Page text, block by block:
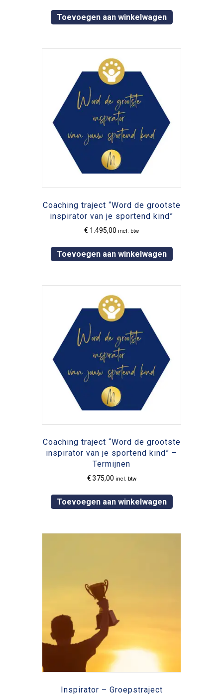
Toevoegen aan winkelwagen
Coaching traject “Word de grootste
inspirator van je sportend kind”
€ 1.495,00 incl. btw
Toevoegen aan winkelwagen
Coaching traject “Word de grootste
inspirator van je sportend kind” –
Termijnen
€ 375,00 incl. btw
Toevoegen aan winkelwagen
Inspirator – Groepstraject